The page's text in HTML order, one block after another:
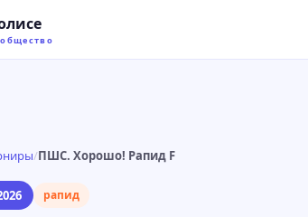
/ПШС. Хорошо! Рапид F
рапид